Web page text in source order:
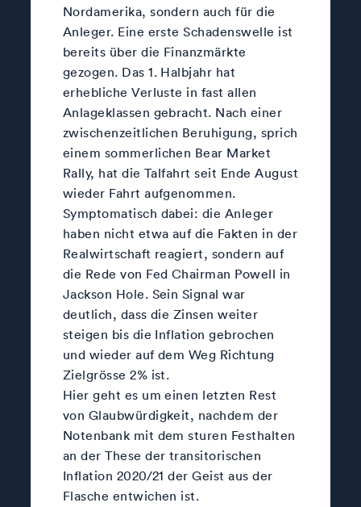
Nordamerika, sondern auch für die
Anleger. Eine erste Schadenswelle ist
bereits über die Finanzmärkte
gezogen. Das 1. Halbjahr hat
erhebliche Verluste in fast allen
Anlageklassen gebracht. Nach einer
zwischenzeitlichen Beruhigung, sprich
einem sommerlichen Bear Market
Rally, hat die Talfahrt seit Ende August
wieder Fahrt aufgenommen.
Symptomatisch dabei: die Anleger
haben nicht etwa auf die Fakten in der
Realwirtschaft reagiert, sondern auf
die Rede von Fed Chairman Powell in
Jackson Hole. Sein Signal war
deutlich, dass die Zinsen weiter
steigen bis die Inflation gebrochen
und wieder auf dem Weg Richtung
Zielgrösse 2% ist.
Hier geht es um einen letzten Rest
von Glaubwürdigkeit, nachdem der
Notenbank mit dem sturen Festhalten
an der These der transitorischen
Inflation 2020/21 der Geist aus der
Flasche entwichen ist.